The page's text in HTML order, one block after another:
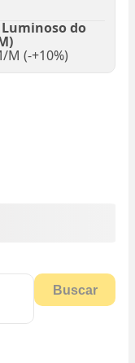
do
M (-+10%)
Buscar